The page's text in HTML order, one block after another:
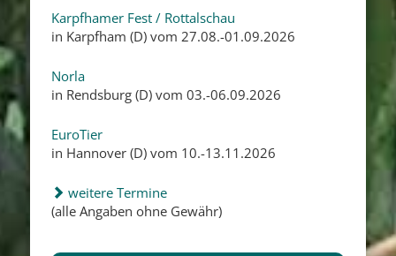
Karpfhamer Fest / Rottalschau
in Karpfham (D) vom 27.08.-01.09.2026
Norla
in Rendsburg (D) vom 03.-06.09.2026
EuroTier
in Hannover (D) vom 10.-13.11.2026
weitere Termine
(alle Angaben ohne Gewähr)